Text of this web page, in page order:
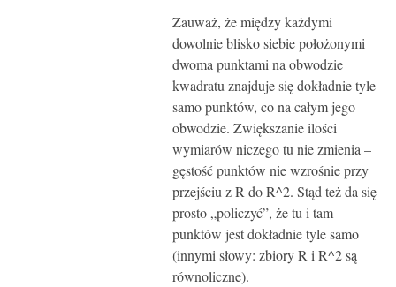
Zauważ, że między każdymi
dowolnie blisko siebie położonymi
dwoma punktami na obwodzie
kwadratu znajduje się dokładnie tyle
samo punktów, co na całym jego
obwodzie. Zwiększanie ilości
wymiarów niczego tu nie zmienia –
gęstość punktów nie wzrośnie przy
przejściu z R do R^2. Stąd też da się
prosto „policzyć”, że tu i tam
punktów jest dokładnie tyle samo
(innymi słowy: zbiory R i R^2 są
równoliczne).